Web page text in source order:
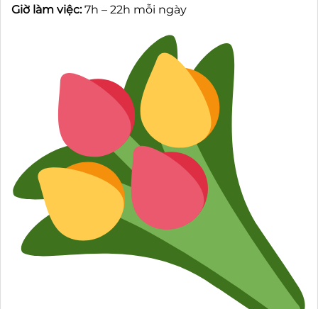
Giờ làm việc:7h – 22h mỗi ngày